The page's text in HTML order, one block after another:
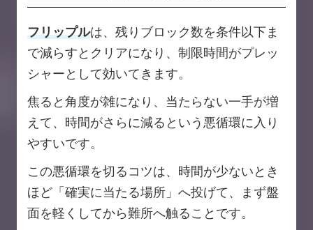
フリップルは、残りブロック数を条件以下ま
で減らすとクリアになり、制限時間がプレッ
シャーとして効いてきます。
焦ると角度が雑になり、当たらない一手が増
えて、時間がさらに減るという悪循環に入り
やすいです。
この悪循環を切るコツは、時間が少ないとき
ほど「確実に当たる場所」へ投げて、まず盤
面を軽くしてから難所へ触ることです。